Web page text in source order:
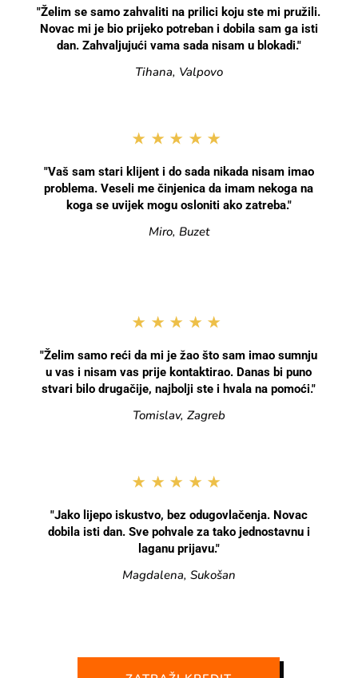
"Želim se samo zahvaliti na prilici koju ste mi pružili.
Novac mi je bio prijeko potreban i dobila sam ga isti
dan. Zahvaljujući vama sada nisam u blokadi."
Tihana, Valpovo
★★★★★
"Vaš sam stari klijent i do sada nikada nisam imao
problema. Veseli me činjenica da imam nekoga na
koga se uvijek mogu osloniti ako zatreba."
Miro, Buzet
★★★★★
"Želim samo reći da mi je žao što sam imao sumnju
u vas i nisam vas prije kontaktirao. Danas bi puno
stvari bilo drugačije, najbolji ste i hvala na pomoći."
Tomislav, Zagreb
★★★★★
"Jako lijepo iskustvo, bez odugovlačenja. Novac
dobila isti dan. Sve pohvale za tako jednostavnu i
laganu prijavu."
Magdalena, Sukošan